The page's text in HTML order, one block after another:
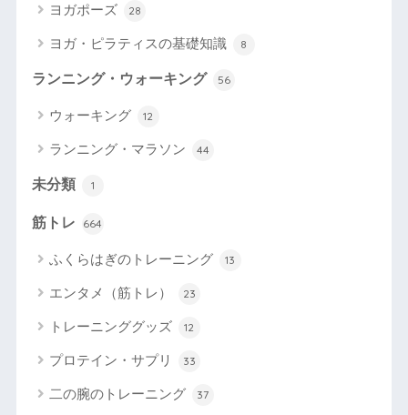
ヨガポーズ 28
ヨガ・ピラティスの基礎知識 8
ランニング・ウォーキング 56
ウォーキング 12
ランニング・マラソン 44
未分類 1
筋トレ 664
ふくらはぎのトレーニング 13
エンタメ（筋トレ） 23
トレーニンググッズ 12
プロテイン・サプリ 33
二の腕のトレーニング 37